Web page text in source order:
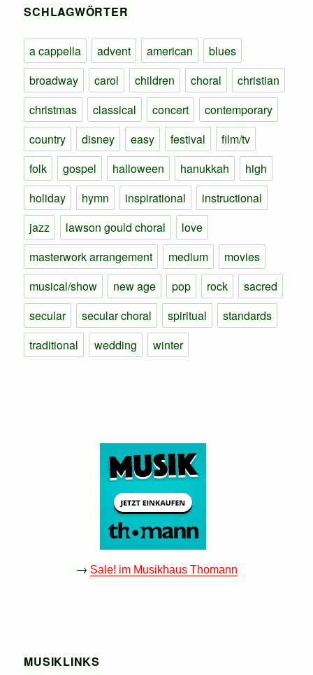
SCHLAGWÖRTER
a cappella advent american
blues
broadway
carol children choral
christian
christmas
classical concert
contemporary
country
disney easy festival
film/tv
folk
gospel halloween hanukkah
high
holiday
hymn inspirational
instructional
jazz
lawson gould choral
love
masterwork arrangement
medium
movies
musical/show
new age pop rock
sacred
secular
secular choral spiritual
standards
traditional
wedding winter
→ Sale! im Musikhaus Thomann
MUSIKLINKS